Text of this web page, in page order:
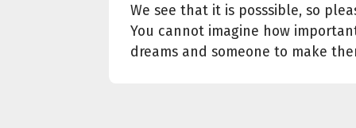
We see that it is posssible, so
You cannot imagine how
dreams and someone to make